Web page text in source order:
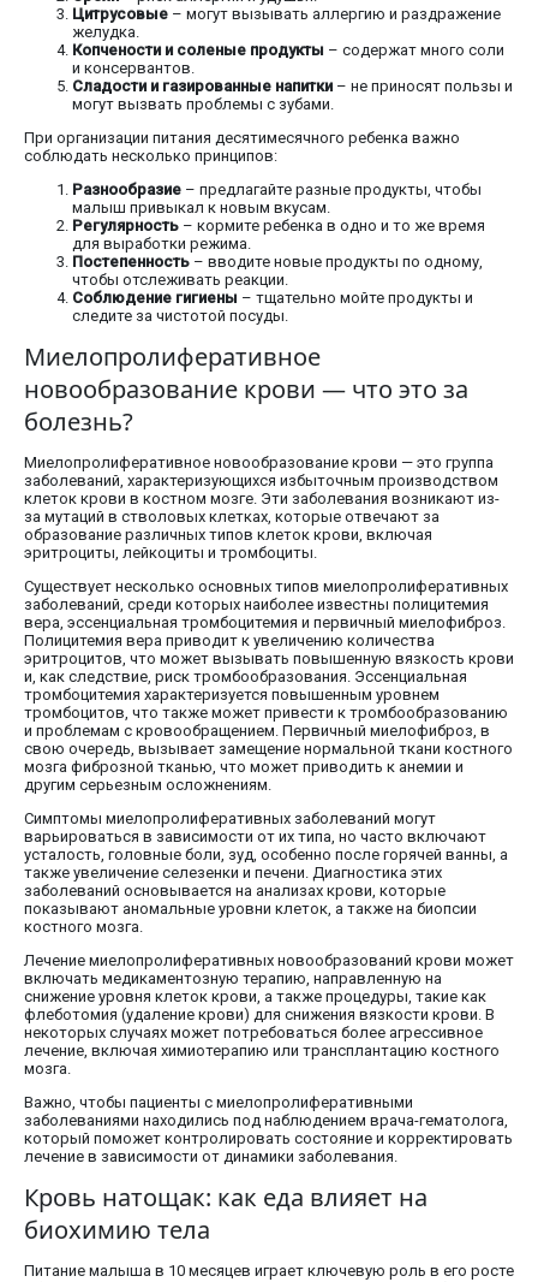
Цитрусовые – могут вызывать аллергию и раздражение
желудка.
Копчености и соленые продукты – содержат много соли
и консервантов.
Сладости и газированные напитки – не приносят пользы и
могут вызвать проблемы с зубами.
При организации питания десятимесячного ребенка важно
соблюдать несколько принципов:
Разнообразие – предлагайте разные продукты, чтобы
малыш привыкал к новым вкусам.
Регулярность – кормите ребенка в одно и то же время
для выработки режима.
Постепенность – вводите новые продукты по одному,
чтобы отслеживать реакции.
Соблюдение гигиены – тщательно мойте продукты и
следите за чистотой посуды.
Миелопролиферативное
новообразование крови — что это за
болезнь?
Миелопролиферативное новообразование крови — это группа
заболеваний, характеризующихся избыточным производством
клеток крови в костном мозге. Эти заболевания возникают из-
за мутаций в стволовых клетках, которые отвечают за
образование различных типов клеток крови, включая
эритроциты, лейкоциты и тромбоциты.
Существует несколько основных типов миелопролиферативных
заболеваний, среди которых наиболее известны полицитемия
вера, эссенциальная тромбоцитемия и первичный миелофиброз.
Полицитемия вера приводит к увеличению количества
эритроцитов, что может вызывать повышенную вязкость крови
и, как следствие, риск тромбообразования. Эссенциальная
тромбоцитемия характеризуется повышенным уровнем
тромбоцитов, что также может привести к тромбообразованию
и проблемам с кровообращением. Первичный миелофиброз, в
свою очередь, вызывает замещение нормальной ткани костного
мозга фиброзной тканью, что может приводить к анемии и
другим серьезным осложнениям.
Симптомы миелопролиферативных заболеваний могут
варьироваться в зависимости от их типа, но часто включают
усталость, головные боли, зуд, особенно после горячей ванны, а
также увеличение селезенки и печени. Диагностика этих
заболеваний основывается на анализах крови, которые
показывают аномальные уровни клеток, а также на биопсии
костного мозга.
Лечение миелопролиферативных новообразований крови может
включать медикаментозную терапию, направленную на
снижение уровня клеток крови, а также процедуры, такие как
флеботомия (удаление крови) для снижения вязкости крови. В
некоторых случаях может потребоваться более агрессивное
лечение, включая химиотерапию или трансплантацию костного
мозга.
Важно, чтобы пациенты с миелопролиферативными
заболеваниями находились под наблюдением врача-гематолога,
который поможет контролировать состояние и корректировать
лечение в зависимости от динамики заболевания.
Кровь натощак: как еда влияет на
биохимию тела
Питание малыша в 10 месяцев играет ключевую роль в его росте